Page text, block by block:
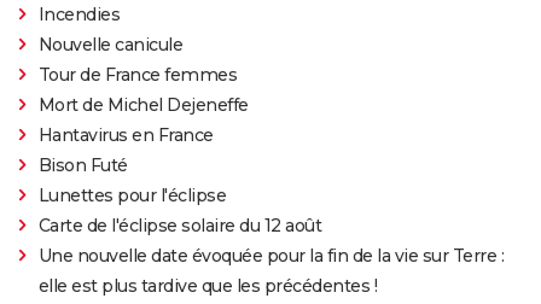
Incendies
Nouvelle canicule
Tour de France femmes
Mort de Michel Dejeneffe
Hantavirus en France
Bison Futé
Lunettes pour l'éclipse
Carte de l'éclipse solaire du 12 août
Une nouvelle date évoquée pour la fin de la vie sur Terre :
elle est plus tardive que les précédentes !